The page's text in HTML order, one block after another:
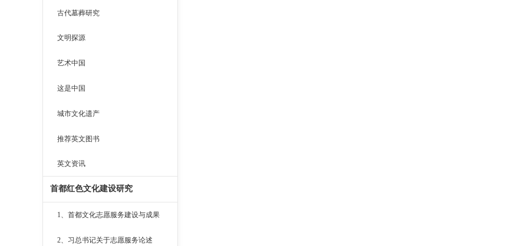
古代墓葬研究
文明探源
艺术中国
这是中国
城市文化遗产
推荐英文图书
英文资讯
首都红色文化建设研究
1、首都文化志愿服务建设与成果
2、习总书记关于志愿服务论述